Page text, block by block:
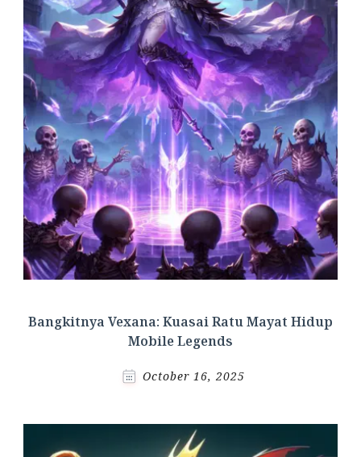
Bangkitnya Vexana: Kuasai Ratu Mayat Hidup
Mobile Legends
October 16, 2025